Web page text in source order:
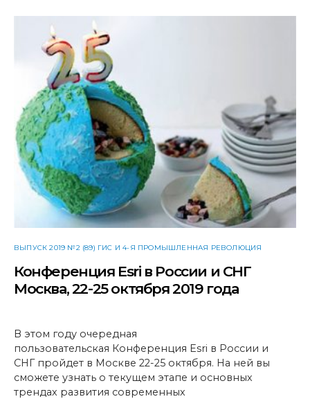
ВЫПУСК 2019 №2 (89) ГИС И 4-Я ПРОМЫШЛЕННАЯ РЕВОЛЮЦИЯ
Конференция Esri в России и СНГ
Москва, 22-25 октября 2019 года
В этом году очередная
пользовательская Конференция Esri в России и
СНГ пройдет в Москве 22-25 октября. На ней вы
сможете узнать о текущем этапе и основных
трендах развития современных